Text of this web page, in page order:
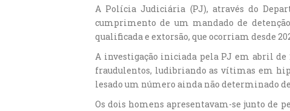
A Polícia Judiciária (PJ), através do
cumprimento de um mandado de
qualificada e extorsão, que ocorriam desde
A investigação iniciada pela PJ em abril
fraudulentos, ludibriando as vítimas em
lesado um número ainda não determinado
Os dois homens apresentavam-se junto de